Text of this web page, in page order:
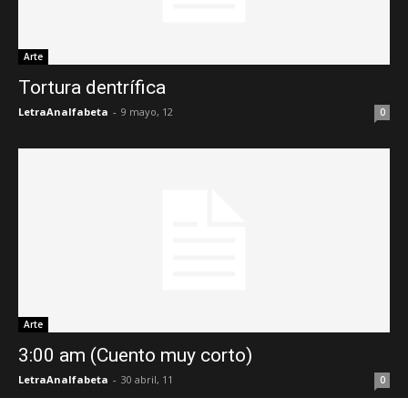
Arte
Tortura dentrífica
LetraAnalfabeta - 9 mayo, 12 0
Arte
3:00 am (Cuento muy corto)
LetraAnalfabeta - 30 abril, 11 0